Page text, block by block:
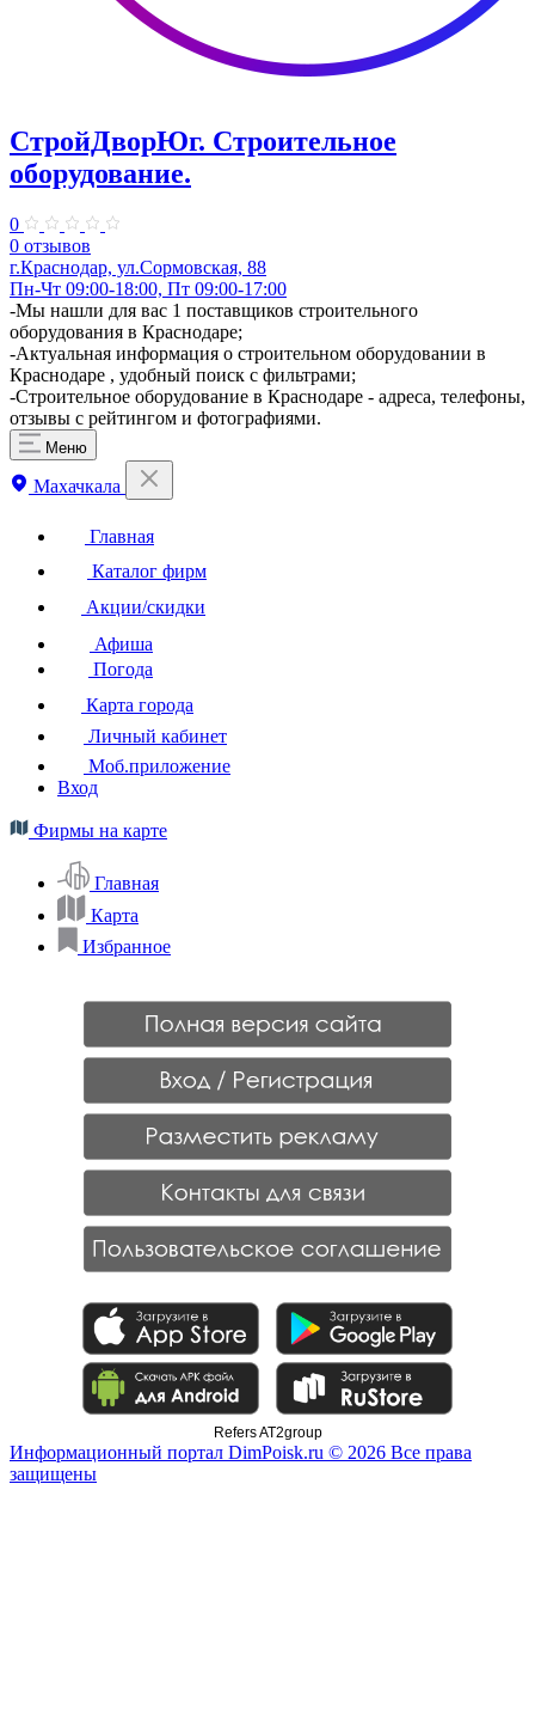
СтройДворЮг. Строительное
оборудование.
0
0 отзывов
г.Краснодар, ул.Сормовская, 88
Пн-Чт 09:00-18:00, Пт 09:00-17:00
​-Мы нашли для вас 1 поставщиков строительного
оборудования в Краснодаре;
-Актуальная информация о строительном оборудовании в
Краснодаре , удобный поиск с фильтрами;
-Строительное оборудование в Краснодаре - адреса, телефоны,
отзывы с рейтингом и фотографиями.
Меню
Махачкала
Главная
Каталог фирм
Акции/скидки
Афиша
Погода
Карта города
Личный кабинет
Моб.приложение
Вход
Фирмы на карте
Главная
Карта
Избранное
Refers AT2group
Информационный портал DimPoisk.ru © 2026 Все права
защищены